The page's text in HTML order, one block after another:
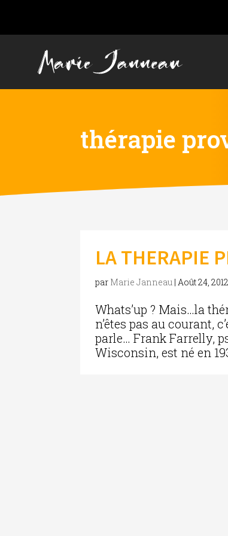
thérapie
LA THERAPIE
par Marie Janneau |Août 24, 2012
Whats’up ? Mais…la
n’êtes pas au courant,
parle… Frank Farrelly,
Wisconsin, est né en